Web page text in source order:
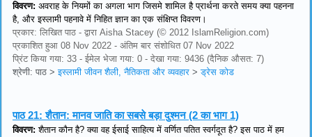
विवरण: अवराह के नियमों का अगला भाग जिसमे शामिल है प्रार्थना करते समय क्या पहनना
है, और इस्लामी पहनावे में निहित ज्ञान का एक संक्षिप्त विवरण।
प्रकार: लिखित पाठ - द्वारा Aisha Stacey (© 2012 IslamReligion.com)
प्रकाशित हुआ 08 Nov 2022 - अंतिम बार संशोधित 07 Nov 2022
प्रिंट किया गया: 33 - ईमेल भेजा गया: 0 - देखा गया: 9436 (दैनिक औसत: 7)
श्रेणी: पाठ >इस्लामी जीवन शैली, नैतिकता और व्यवहार >ड्रेस कोड
पाठ 21:शैतान: मानव जाति का सबसे बड़ा दुश्मन (2 का भाग 1)
विवरण: शैतान कौन है? क्या वह ईसाई साहित्य में वर्णित पतित स्वर्गदूत है? इस पाठ में हम